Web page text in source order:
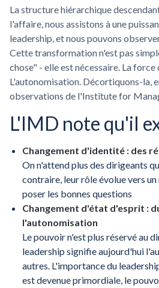
La structure hiérarchique
l'affaire, nous assistons à une
leadership, et nous pouvons
Cette transformation n'est pas
chose" - elle est nécessaire. La force
L'autonomisation. Décortiquons-la,
observations de l'Institute for
L'IMD note qu'il
Changement d'identité : des
On n'attend plus des dirigeants
contraire, leur rôle évolue vers
poser les bonnes questions
Changement d'état d'esprit :
l'autonomisation
Le pouvoir n'est plus réservé au
leadership signifie aujourd'hui
autres. L'importance du
est devenue primordiale, le